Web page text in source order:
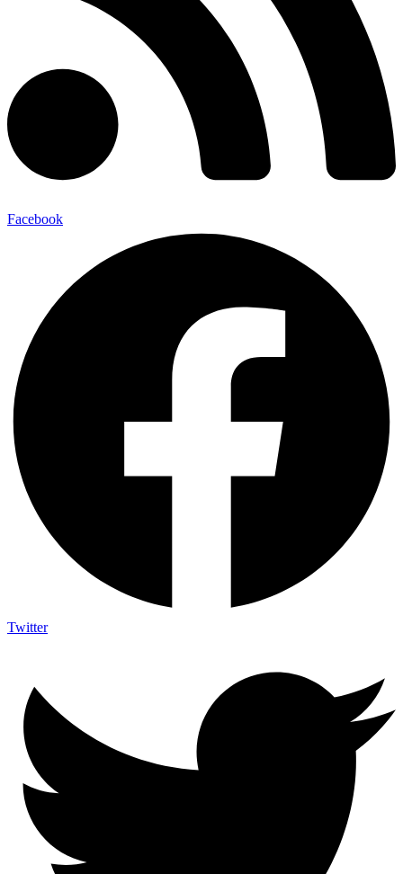
Facebook
Twitter